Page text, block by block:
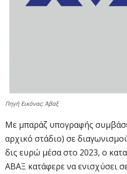
Πηγή Εικόνας: Άβαξ
Με μπαράζ υπογραφής
αρχικό στάδιο) σε
δις ευρώ μέσα στο 2023, ο
ΑΒΑΞ κατάφερε να ενισχύσει